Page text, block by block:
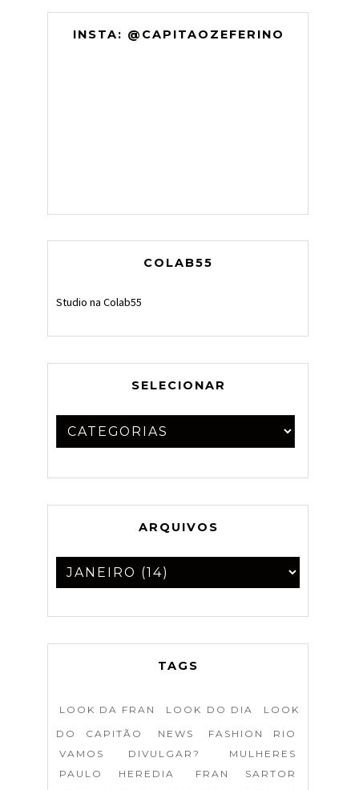
INSTA: @CAPITAOZEFERINO
COLAB55
Studio na Colab55
SELECIONAR
ARQUIVOS
TAGS
LOOK DA FRAN LOOK DO DIA
LOOK
DO CAPITÃO
NEWS
FASHION RIO
VAMOS DIVULGAR?
MULHERES
PAULO HEREDIA
FRAN SARTOR